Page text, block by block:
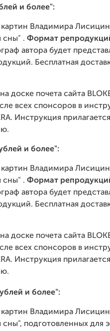
и более":
Владимира
сны" . Формат
автора будет
Бесплатная
доске почета сайта
всех спонсоров в
Инструкция
и более":
Владимира
сны" . Формат
автора будет
Бесплатная
доске почета сайта
всех спонсоров в
Инструкция
и более":
Владимира
сны", подготовленных для